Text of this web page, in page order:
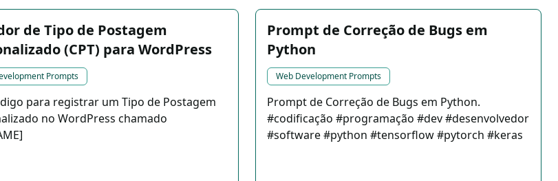
de Tipo de Postagem
(CPT) para WordPress
Prompts
para registrar um Tipo de Postagem
no WordPress chamado
Prompt de Correção de Bugs em
Python
Web Development Prompts
Prompt de Correção de Bugs em Python.
#codificação #programação #dev #desenvolvedor
#software #python #tensorflow #pytorch #keras